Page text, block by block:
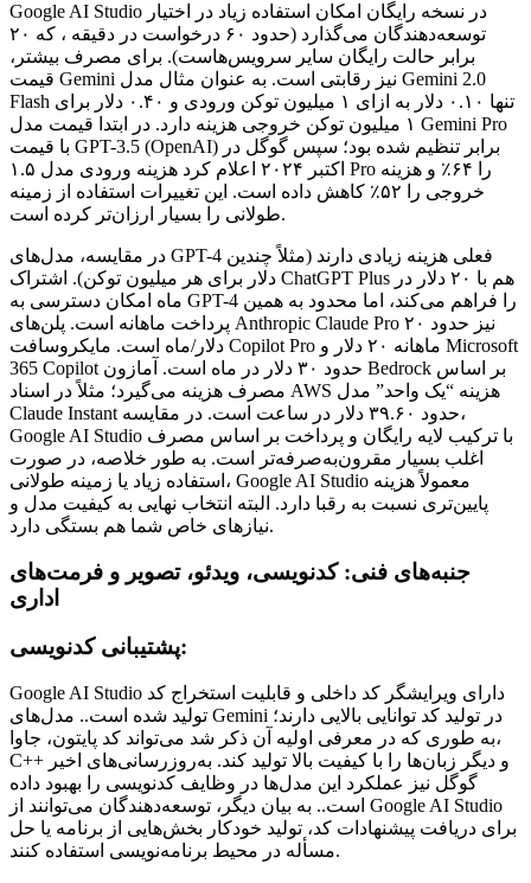
Google AI Studio در نسخه رایگان امکان استفاده زیاد در اختیار
توسعه‌دهندگان می‌گذارد (حدود ۶۰ درخواست در دقیقه ، که ۲۰
برابر حالت رایگان سایر سرویس‌هاست). برای مصرف بیشتر،
قیمت Gemini نیز رقابتی است. به عنوان مثال مدل Gemini 2.0
Flash تنها ۰.۱۰ دلار به ازای ۱ میلیون توکن ورودی و ۰.۴۰ دلار برای
۱ میلیون توکن خروجی هزینه دارد. در ابتدا قیمت مدل Gemini Pro
با قیمت GPT-3.5 (OpenAI) برابر تنظیم شده بود؛ سپس گوگل در
اکتبر ۲۰۲۴ اعلام کرد هزینه ورودی مدل ۱.۵ Pro را ۶۴٪ و هزینه
خروجی را ۵۲٪ کاهش داده است. این تغییرات استفاده از زمینه
طولانی را بسیار ارزان‌تر کرده است.
در مقایسه، مدل‌های GPT-4 فعلی هزینه زیادی دارند (مثلاً چندین
دلار برای هر میلیون توکن). اشتراک ChatGPT Plus هم با ۲۰ دلار در
ماه امکان دسترسی به GPT-4 را فراهم می‌کند، اما محدود به همین
پرداخت ماهانه است. پلن‌های Anthropic Claude Pro نیز حدود ۲۰
دلار/ماه است. مایکروسافت Copilot Pro ماهانه ۲۰ دلار و Microsoft
365 Copilot حدود ۳۰ دلار در ماه است. آمازون Bedrock بر اساس
مصرف هزینه می‌گیرد؛ مثلاً در اسناد AWS هزینه “یک واحد” مدل
Claude Instant حدود ۳۹.۶۰ دلار در ساعت است. در مقایسه،
Google AI Studio با ترکیب لایه رایگان و پرداخت بر اساس مصرف
اغلب بسیار مقرون‌به‌صرفه‌تر است. به طور خلاصه، در صورت
استفاده زیاد یا زمینه طولانی، Google AI Studio معمولاً هزینه
پایین‌تری نسبت به رقبا دارد. البته انتخاب نهایی به کیفیت مدل و
نیازهای خاص شما هم بستگی دارد.
جنبه‌های فنی: کدنویسی، ویدئو، تصویر و فرمت‌های
اداری
پشتیبانی کدنویسی:
Google AI Studio دارای ویرایشگر کد داخلی و قابلیت استخراج کد
تولید شده است.. مدل‌های Gemini در تولید کد توانایی بالایی دارند؛
به طوری که در معرفی اولیه آن ذکر شد می‌تواند کد پایتون، جاوا،
C++ و دیگر زبان‌ها را با کیفیت بالا تولید کند. به‌روزرسانی‌های اخیر
گوگل نیز عملکرد این مدل‌ها در وظایف کدنویسی را بهبود داده
است.. به بیان دیگر، توسعه‌دهندگان می‌توانند از Google AI Studio
برای دریافت پیشنهادات کد، تولید خودکار بخش‌هایی از برنامه یا حل
مسأله در محیط برنامه‌نویسی استفاده کنند.